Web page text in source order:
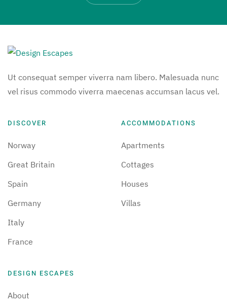
Ut consequat semper viverra nam libero. Malesuada nunc
vel risus commodo viverra maecenas accumsan lacus vel.
DISCOVER
Norway
Great Britain
Spain
Germany
Italy
France
ACCOMMODATIONS
Apartments
Cottages
Houses
Villas
DESIGN ESCAPES
About